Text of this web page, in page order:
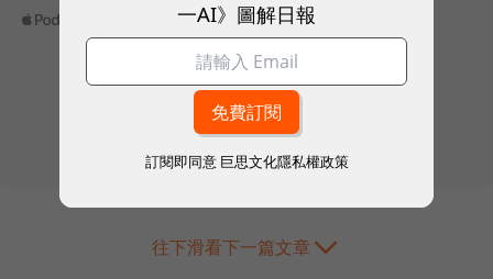
往下滑看下一篇文章
一AI》圖解日報
訂閱即同意 巨思文化隱私權政策